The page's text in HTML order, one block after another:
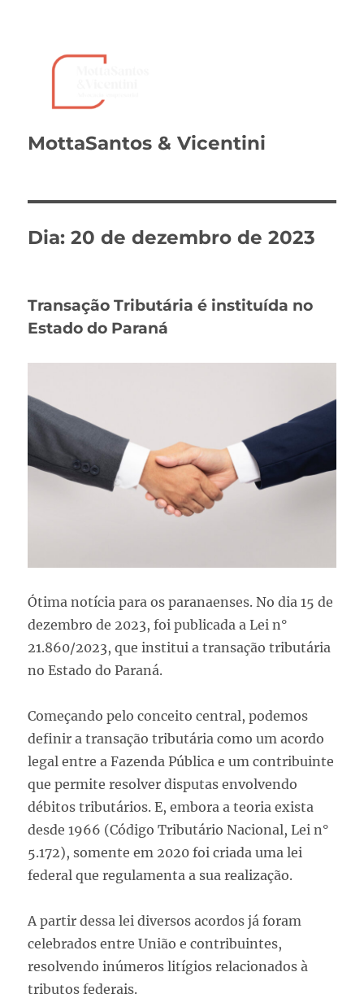
MottaSantos & Vicentini
Dia:20 de dezembro de 2023
Transação Tributária é instituída no
Estado do Paraná
Ótima notícia para os paranaenses. No dia 15 de
dezembro de 2023, foi publicada a Lei n°
21.860/2023, que institui a transação tributária
no Estado do Paraná.
Começando pelo conceito central, podemos
definir a transação tributária como um acordo
legal entre a Fazenda Pública e um contribuinte
que permite resolver disputas envolvendo
débitos tributários. E, embora a teoria exista
desde 1966 (Código Tributário Nacional, Lei n°
5.172), somente em 2020 foi criada uma lei
federal que regulamenta a sua realização.
A partir dessa lei diversos acordos já foram
celebrados entre União e contribuintes,
resolvendo inúmeros litígios relacionados à
tributos federais.